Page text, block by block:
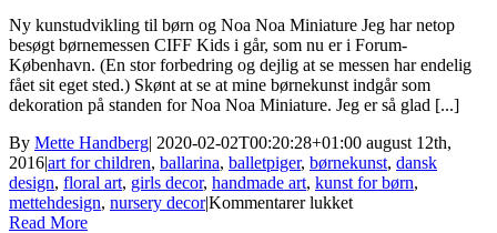
Ny kunstudvikling til børn og Noa Noa Miniature Jeg har netop
besøgt børnemessen CIFF Kids i går, som nu er i Forum-
København. (En stor forbedring og dejlig at se messen har endelig
fået sit eget sted.) Skønt at se at mine børnekunst indgår som
dekoration på standen for Noa Noa Miniature. Jeg er så glad [...]
By Mette Handberg| 2020-02-02T00:20:28+01:00 august 12th,
2016|art for children, ballarina, balletpiger, børnekunst, dansk
design, floral art, girls decor, handmade art, kunst for børn,
mettehdesign, nursery decor|Kommentarer lukkettil
Read More